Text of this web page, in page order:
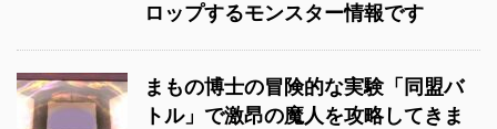
ロップするモンスター情報です
まもの博士の冒険的な実験「同盟バ
トル」で激昂の魔人を攻略してきま